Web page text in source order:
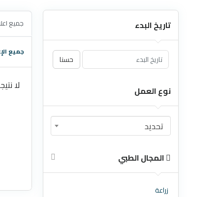
تاريخ البدء
حسنا
نوع العمل
تحديد
المجال الطبي
زراعة
جميع
جميع
لا